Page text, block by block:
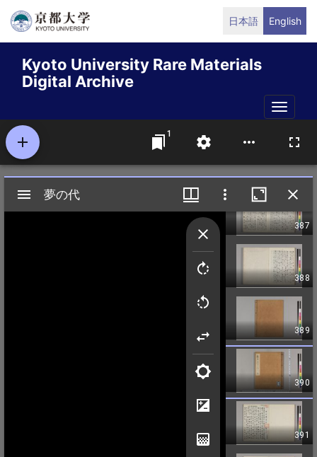
Skip
content
日本語 English
Kyoto University Rare Materials
Digital Archive
Toggle